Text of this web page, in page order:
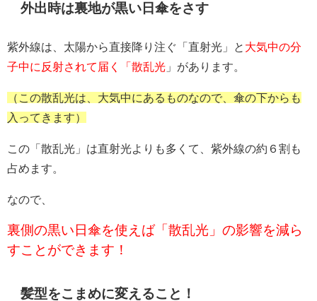
外出時は裏地が黒い日傘をさす
紫外線は、太陽から直接降り注ぐ「直射光」と 大気中の分
子中に反射されて届く「散乱光 」があります。
（この散乱光は、大気中にあるものなので、傘の下からも
入ってきます）
この「散乱光」は直射光よりも多くて、紫外線の約６割も
占めます。
なので、
裏側の黒い日傘を使えば「散乱光」の影響を減ら
すことができます！
髪型をこまめに変えること！